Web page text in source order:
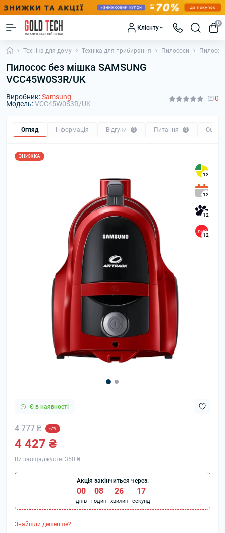
Клієнту
0
Техніка для дому Техніка для прибирання Пилососи Пилосос
Пилосос без мішка SAMSUNG
VCC45W0S3R/UK
Виробник:Samsung
Модель:VCC45W0S3R/UK
0
Огляд Інформація Відгуки 0 Питання 0 Обмін
ЗНИЖКА
12
12
12
12
Є в наявності
4 777 ₴ -7%
4 427 ₴
Ви заощаджуєте: 350 ₴
Акція закінчиться через:
00
днів
08
годин
26
хвилин
17
секунд
Знайшли дешевше?